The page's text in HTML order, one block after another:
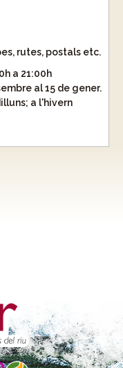
rutes, postals etc.
a 21:00h
al 15 de gener.
a l'hivern